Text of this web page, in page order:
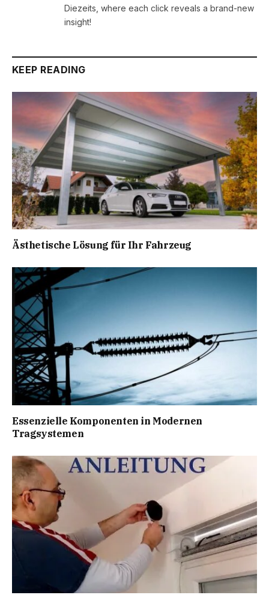
Diezeits, where each click reveals a brand-new
insight!
KEEP READING
Ästhetische Lösung für Ihr Fahrzeug
Essenzielle Komponenten in Modernen
Tragsystemen